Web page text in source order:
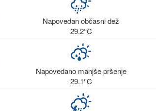
Napovedan občasni dež
29.2°C
Napovedano manjše pršenje
29.1°C